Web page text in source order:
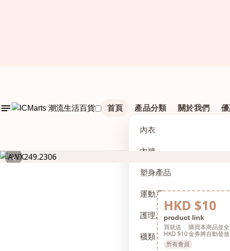
首頁 產品分類
內衣
內褲
塑身產品
運動系列
護理及配件
襪類
關於我們
‹
HKD $10
product link
買就送
HKD $10
購買本商品並
金券將自動發
所有會員